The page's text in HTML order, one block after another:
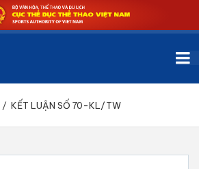
/ KẾT LUẬN SỐ 70-KL/TW